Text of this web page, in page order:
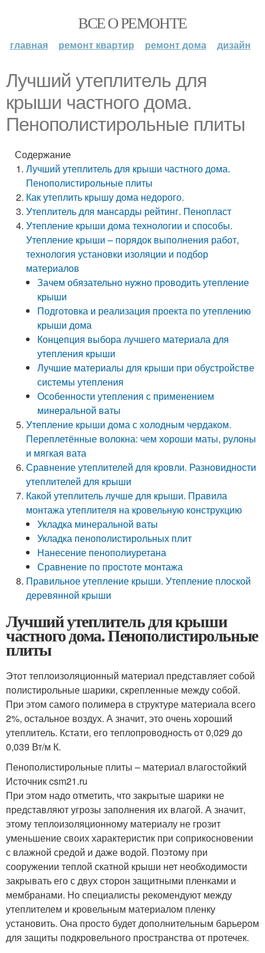
ВСЕ О РЕМОНТЕ
главная ремонт квартир ремонт дома дизайн
Лучший утеплитель для
крыши частного дома.
Пенополистирольные плиты
Содержание
Лучший утеплитель для крыши частного дома.
Пенополистирольные плиты
Как утеплить крышу дома недорого.
Утеплитель для мансарды рейтинг. Пенопласт
Утепление крыши дома технологии и способы.
Утепление крыши – порядок выполнения работ,
технология установки изоляции и подбор
материалов
Зачем обязательно нужно проводить утепление
крыши
Подготовка и реализация проекта по утеплению
крыши дома
Концепция выбора лучшего материала для
утепления крыши
Лучшие материалы для крыши при обустройстве
системы утепления
Особенности утепления с применением
минеральной ваты
Утепление крыши дома с холодным чердаком.
Переплетённые волокна: чем хороши маты, рулоны
и мягкая вата
Сравнение утеплителей для кровли. Разновидности
утеплителей для крыши
Какой утеплитель лучше для крыши. Правила
монтажа утеплителя на кровельную конструкцию
Укладка минеральной ваты
Укладка пенополистирольных плит
Нанесение пенополиуретана
Сравнение по простоте монтажа
Правильное утепление крыши. Утепление плоской
деревянной крыши
Лучший утеплитель для крыши
частного дома. Пенополистирольные
плиты
Этот теплоизоляционный материал представляет собой
полистирольные шарики, скрепленные между собой.
При этом самого полимера в структуре материала всего
2%, остальное воздух. А значит, это очень хороший
утеплитель. Кстати, его теплопроводность от 0,029 до
0,039 Вт/м К.
Пенополистирольные плиты – материал влагостойкий
Источник csm21.ru
При этом надо отметить, что закрытые шарики не
представляют угрозы заполнения их влагой. А значит,
этому теплоизоляционному материалу не грозит
уменьшение своих характеристик при соприкосновении
с влажной средой и даже водой. Поэтому при
сооружении теплой скатной крыши нет необходимости
закрывать его с двух сторон защитными пленками и
мембранами. Но специалисты рекомендуют между
утеплителем и кровельным материалом пленку
установить. Она просто будет дополнительным барьером
для защиты подкровельного пространства от протечек.